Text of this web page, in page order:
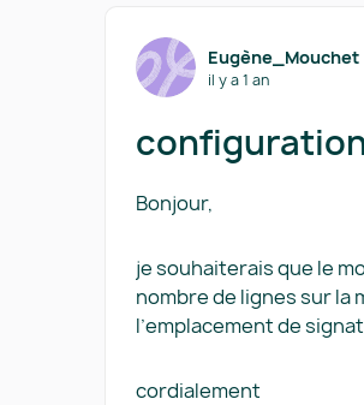
Forum
Eugène_Mouchet
il y a 1 an
Bonjour,
je souhaiterais que le
nombre de lignes sur la
l’emplacement de
cordialement